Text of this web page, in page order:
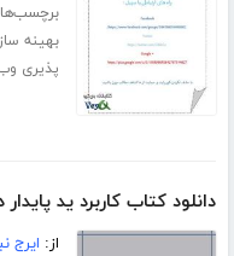
بهینه
پذیری
دانلود کتاب کاربرد ید
از: ایرج